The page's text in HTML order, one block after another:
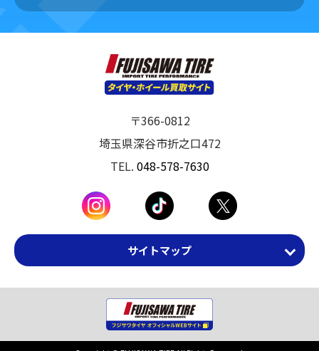
〒366-0812
埼玉県深谷市折之口472
TEL. 048-578-7630
サイトマップ
ホーム
ニュース・トピックス
選ばれる理由